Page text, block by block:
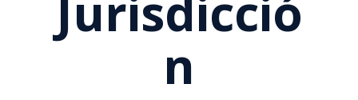
Jurisdicció
N